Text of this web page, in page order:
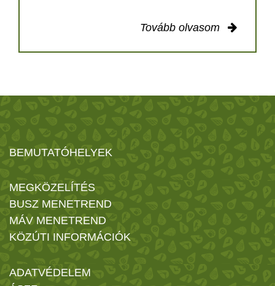
Tovább olvasom
BEMUTATÓHELYEK
MEGKÖZELÍTÉS
BUSZ MENETREND
MÁV MENETREND
KÖZÚTI INFORMÁCIÓK
ADATVÉDELEM